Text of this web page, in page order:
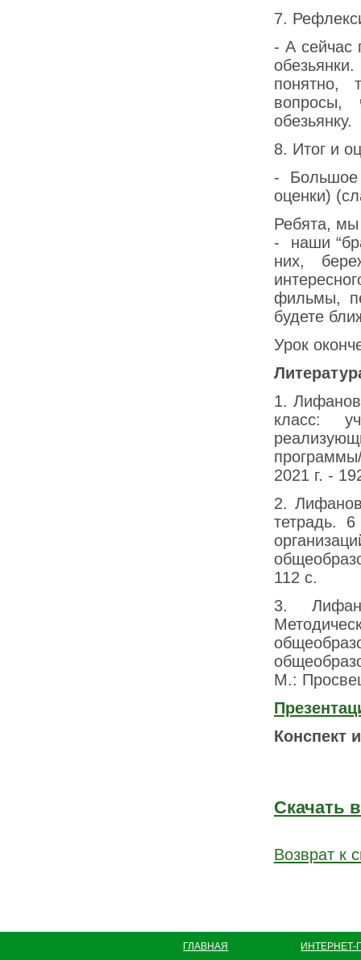
7.
- А сейчас
понятно,
вопросы,
обезьянку.
8. Итог и
- Большое
оценки)
Ребята,
- наши
них,
фильмы,
будете
Урок
1.
класс:
2021 г. -
2.
тетрадь.
112 с.
3.
М.:
Конспект
Скачать
Возврат к
ГЛАВНАЯ